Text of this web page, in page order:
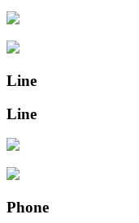
Line
Line
Phone